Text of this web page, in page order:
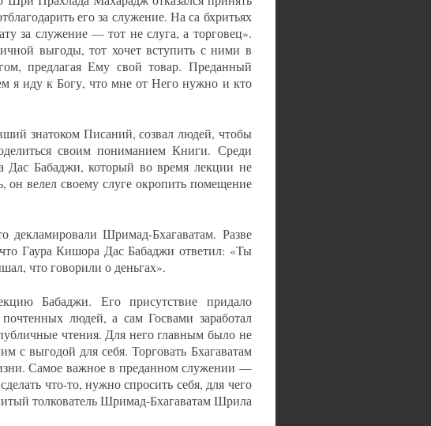
его за служение. На са бхритьях
за служение — тот не слуга, а торговец».
выгоды, тот хочет вступить с ними в
предлагая Ему свой товар. Преданный
я иду к Богу, что мне от Него нужно и кто
знатоком Писаний, созвал людей, чтобы
своим пониманием Книги. Среди
Бабаджи, который во время лекции не
он велел своему слуге окропить помещение
декламировали Шримад-Бхагаватам. Разве
Гаура Кишора Дас Бабаджи ответил: «Ты
что говорили о деньгах».
Бабаджи. Его присутствие придало
людей, а сам Госвами заработал
чтения. Для него главным было не
с выгодой для себя. Торговать Бхагаватам
Самое важное в преданном служении —
что-то, нужно спросить себя, для чего
толкователь Шримад-Бхагаватам Шрила